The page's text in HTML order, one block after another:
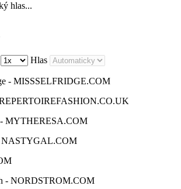
hlas...
Hlas
- MISSSELFRIDGE.COM
- MYTHERESA.COM
NASTYGAL.COM
- NORDSTROM.COM